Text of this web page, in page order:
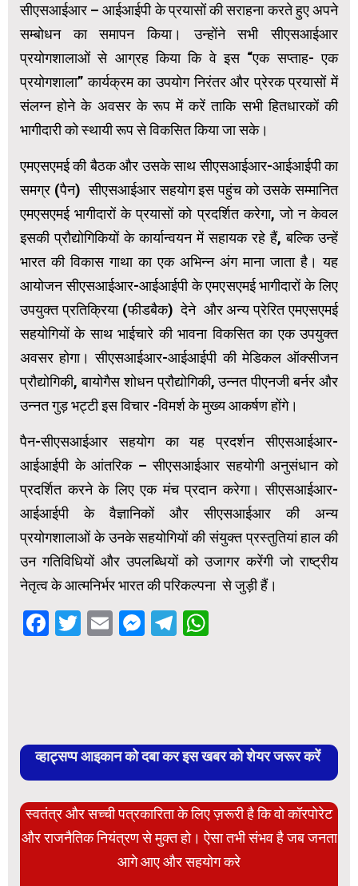
सीएसआईआर – आईआईपी के प्रयासों की सराहना करते हुए अपने
सम्बोधन का समापन किया। उन्होंने सभी सीएसआईआर
प्रयोगशालाओं से आग्रह किया कि वे इस “एक सप्ताह- एक
प्रयोगशाला” कार्यक्रम का उपयोग निरंतर और प्रेरक प्रयासों में
संलग्न होने के अवसर के रूप में करें ताकि सभी हितधारकों की
भागीदारी को स्थायी रूप से विकसित किया जा सके।
एमएसएमई की बैठक और उसके साथ सीएसआईआर-आईआईपी का
समग्र (पैन) सीएसआईआर सहयोग इस पहुंच को उसके सम्मानित
एमएसएमई भागीदारों के प्रयासों को प्रदर्शित करेगा, जो न केवल
इसकी प्रौद्योगिकियों के कार्यान्वयन में सहायक रहे हैं, बल्कि उन्हें
भारत की विकास गाथा का एक अभिन्न अंग माना जाता है। यह
आयोजन सीएसआईआर-आईआईपी के एमएसएमई भागीदारों के लिए
उपयुक्त प्रतिक्रिया (फीडबैक) देने और अन्य प्रेरित एमएसएमई
सहयोगियों के साथ भाईचारे की भावना विकसित का एक उपयुक्त
अवसर होगा। सीएसआईआर-आईआईपी की मेडिकल ऑक्सीजन
प्रौद्योगिकी, बायोगैस शोधन प्रौद्योगिकी, उन्नत पीएनजी बर्नर और
उन्नत गुड़ भट्टी इस विचार -विमर्श के मुख्य आकर्षण होंगे।
पैन-सीएसआईआर सहयोग का यह प्रदर्शन सीएसआईआर-
आईआईपी के आंतरिक – सीएसआईआर सहयोगी अनुसंधान को
प्रदर्शित करने के लिए एक मंच प्रदान करेगा। सीएसआईआर-
आईआईपी के वैज्ञानिकों और सीएसआईआर की अन्य
प्रयोगशालाओं के उनके सहयोगियों की संयुक्त प्रस्तुतियां हाल की
उन गतिविधियों और उपलब्धियों को उजागर करेंगी जो राष्ट्रीय
नेतृत्व के आत्मनिर्भर भारत की परिकल्पना से जुड़ी हैं।
Facebook
Twitter
EmailMessenger
Telegram
व्हाट्सप्प आइकान को दबा कर इस खबर को शेयर जरूर करें
स्वतंत्र और सच्ची पत्रकारिता के लिए ज़रूरी है कि वो कॉरपोरेट
और राजनैतिक नियंत्रण से मुक्त हो। ऐसा तभी संभव है जब जनता
आगे आए और सहयोग करे